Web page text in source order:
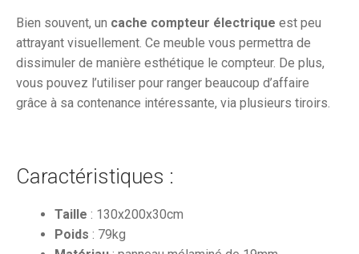
Bien souvent, un cache compteur électrique est peu
attrayant visuellement. Ce meuble vous permettra de
dissimuler de manière esthétique le compteur. De plus,
vous pouvez l’utiliser pour ranger beaucoup d’affaire
grâce à sa contenance intéressante, via plusieurs tiroirs.
Caractéristiques :
Taille : 130x200x30cm
Poids : 79kg